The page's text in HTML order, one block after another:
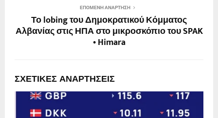
ΕΠΌΜΕΝΗ ΑΝΆΡΤΗΣΗ
Το lobing του Δημοκρατικού Κόμματος
Αλβανίας στις ΗΠΑ στο μικροσκόπιο του SPAK
• Himara
ΣΧΕΤΙΚΈΣ ΑΝΑΡΤΉΣΕΙΣ